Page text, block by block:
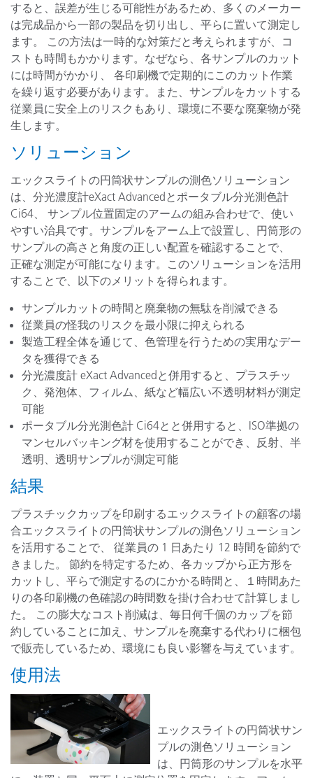
すると、誤差が生じる可能性があるため、多くのメーカー
は完成品から一部の製品を切り出し、平らに置いて測定し
ます。 この方法は一時的な対策だと考えられますが、コ
ストも時間もかかります。なぜなら、各サンプルのカット
には時間がかかり、 各印刷機で定期的にこのカット作業
を繰り返す必要があります。また、サンプルをカットする
従業員に安全上のリスクもあり、環境に不要な廃棄物が発
生します。
ソリューション
エックスライトの円筒状サンプルの測色ソリューション
は、分光濃度計eXact Advancedとポータブル分光測色計
Ci64、 サンプル位置固定のアームの組み合わせで、使い
やすい治具です。サンプルをアーム上で設置し、円筒形の
サンプルの高さと角度の正しい配置を確認することで、
正確な測定が可能になります。このソリューションを活用
することで、以下のメリットを得られます。
サンプルカットの時間と廃棄物の無駄を削減できる
従業員の怪我のリスクを最小限に抑えられる
製造工程全体を通じて、色管理を行うための実用なデー
タを獲得できる
分光濃度計 eXact Advancedと併用すると、プラスチッ
ク、発泡体、フィルム、紙など幅広い不透明材料が測定
可能
ポータブル分光測色計 Ci64とと併用すると、ISO準拠の
マンセルバッキング材を使用することができ、反射、半
透明、透明サンプルが測定可能
結果
プラスチックカップを印刷するエックスライトの顧客の場
合エックスライトの円筒状サンプルの測色ソリューション
を活用することで、 従業員の 1 日あたり 12 時間を節約で
きました。 節約を特定するため、各カップから正方形を
カットし、平らで測定するのにかかる時間と、１時間あた
りの各印刷機の色確認の時間数を掛け合わせて計算しまし
た。 この膨大なコスト削減は、毎日何千個のカップを節
約していることに加え、サンプルを廃棄する代わりに梱包
で販売しているため、環境にも良い影響を与えています。
使用法
エックスライトの円筒状サン
プルの測色ソリューション
は、円筒形のサンプルを水平